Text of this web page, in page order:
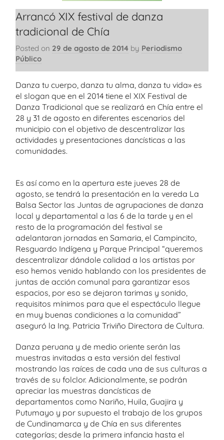
Arrancó XIX festival de danza
tradicional de Chía
Posted on 29 de agosto de 2014 by Periodismo
Público
Danza tu cuerpo, danza tu alma, danza tu vida» es
el slogan que en el 2014 tiene el XIX Festival de
Danza Tradicional que se realizará en Chía entre el
28 y 31 de agosto en diferentes escenarios del
municipio con el objetivo de descentralizar las
actividades y presentaciones dancísticas a las
comunidades.
Es así como en la apertura este jueves 28 de
agosto, se tendrá la presentación en la vereda La
Balsa Sector las Juntas de agrupaciones de danza
local y departamental a las 6 de la tarde y en el
resto de la programación del festival se
adelantaran jornadas en Samaria, el Campincito,
Resguardo Indígena y Parque Principal “queremos
descentralizar dándole calidad a los artistas por
eso hemos venido hablando con los presidentes de
juntas de acción comunal para garantizar esos
espacios, por eso se dejaron tarimas y sonido,
requisitos mínimos para que el espectáculo llegue
en muy buenas condiciones a la comunidad”
aseguró la Ing. Patricia Triviño Directora de Cultura.
Danza peruana y de medio oriente serán las
muestras invitadas a esta versión del festival
mostrando las raíces de cada una de sus culturas a
través de su folclor. Adicionalmente, se podrán
apreciar las muestras dancísticas de
departamentos como Nariño, Huila, Guajira y
Putumayo y por supuesto el trabajo de los grupos
de Cundinamarca y de Chía en sus diferentes
categorías; desde la primera infancia hasta el